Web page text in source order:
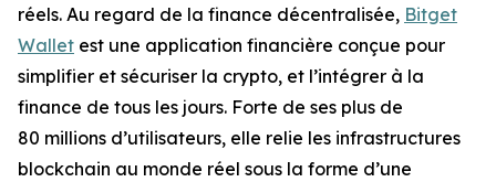
réels. Au regard de la finance décentralisée, Bitget
Wallet est une application financière conçue pour
simplifier et sécuriser la crypto, et l’intégrer à la
finance de tous les jours. Forte de ses plus de
80 millions d’utilisateurs, elle relie les infrastructures
blockchain au monde réel sous la forme d’une